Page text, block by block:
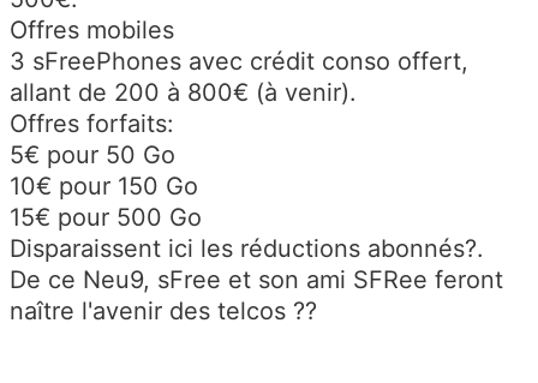
Offres mobiles
3 sFreePhones avec crédit conso offert,
allant de 200 à 800€ (à venir).
Offres forfaits:
5€ pour 50 Go
10€ pour 150 Go
15€ pour 500 Go
Disparaissent ici les réductions abonnés?.
De ce Neu9, sFree et son ami SFRee feront
naître l'avenir des telcos ??